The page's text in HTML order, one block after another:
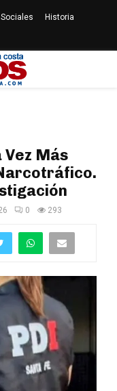
Sociales Historia
Más
0 293